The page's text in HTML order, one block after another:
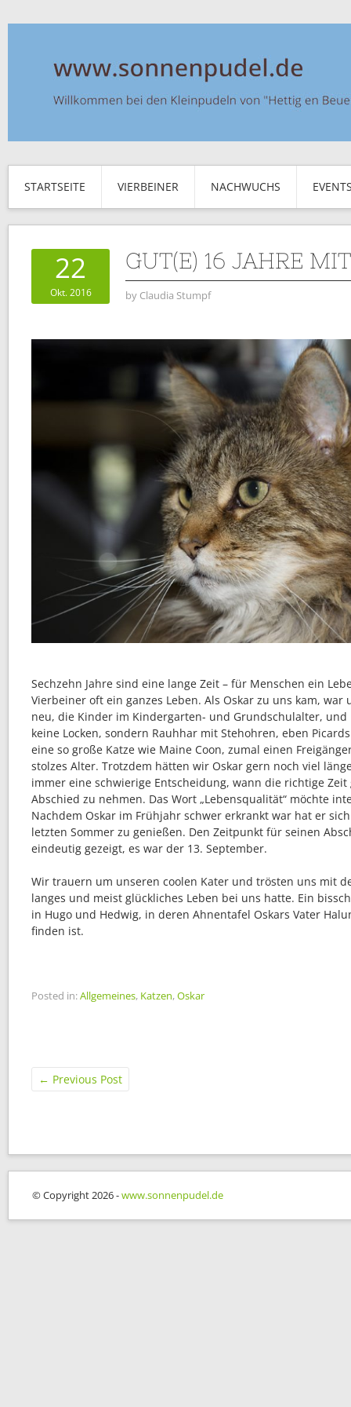
STARTSEITE VIERBEINER NACHWUCHS
22
Okt. 2016
GUT(E) 16 JAHRE
by Claudia Stumpf
Sechzehn Jahre sind eine lange Zeit – für Menschen ein
Vierbeiner oft ein ganzes Leben. Als Oskar zu uns kam, war
neu, die Kinder im Kindergarten- und Grundschulalter,
keine Locken, sondern Rauhhar mit Stehohren, eben
eine so große Katze wie Maine Coon, zumal einen
stolzes Alter. Trotzdem hätten wir Oskar gern noch viel
immer eine schwierige Entscheidung, wann die richtige
Abschied zu nehmen. Das Wort „Lebensqualität“ möchte
Nachdem Oskar im Frühjahr schwer erkrankt war hat er
letzten Sommer zu genießen. Den Zeitpunkt für seinen
eindeutig gezeigt, es war der 13. September.
Wir trauern um unseren coolen Kater und trösten uns mit
langes und meist glückliches Leben bei uns hatte. Ein
in Hugo und Hedwig, in deren Ahnentafel Oskars Vater
finden ist.
Posted in:Allgemeines, Katzen,Oskar
← Previous Post
© Copyright 2026 -www.sonnenpudel.de